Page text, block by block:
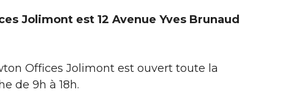
Jolimont est 12 Avenue Yves Brunaud
Offices Jolimont est ouvert toute la
de 9h à 18h.